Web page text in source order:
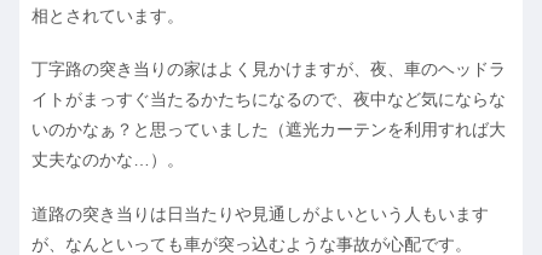
相とされています。
丁字路の突き当りの家はよく見かけますが、夜、車のヘッドラ
イトがまっすぐ当たるかたちになるので、夜中など気にならな
いのかなぁ？と思っていました（遮光カーテンを利用すれば大
丈夫なのかな…）。
道路の突き当りは日当たりや見通しがよいという人もいます
が、なんといっても車が突っ込むような事故が心配です。